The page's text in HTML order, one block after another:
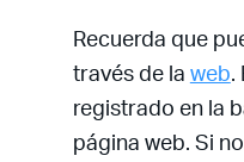
Recuerda que
través de la web.
registrado en la
página web. Si